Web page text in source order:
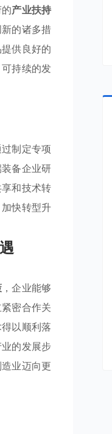
产业扶持
的诸多措
供良好的
持续的发
制定专项
备企业研
和技术转
快转型升
，企业能够
密合作关
以顺利落
的发展步
业迈向更